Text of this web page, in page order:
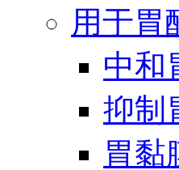
用于胃
中和
抑制
胃黏